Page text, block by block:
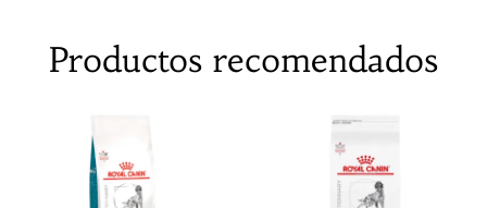
Productos recomendados